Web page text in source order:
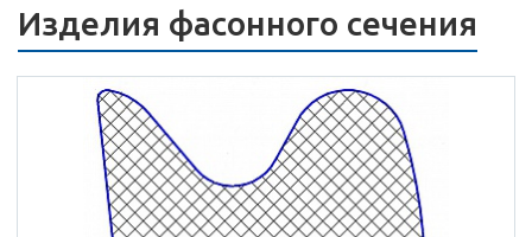
Изделия фасонного сечения